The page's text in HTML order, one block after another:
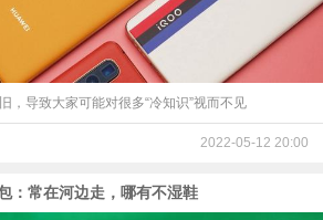
，导致大家可能对很多“冷知识”视而不见
2022-05-12 20:00
：常在河边走，哪有不湿鞋